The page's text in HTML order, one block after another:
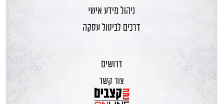
ניהול מידע אישי
דרכים לביטול עסקה
דרושים
צור קשר